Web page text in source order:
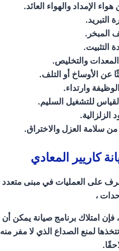
الإمداد والهواء العائد.
التبريد.
المبخر .
التثبيت.
والتخليص.
الأوساخ أو التلف.
وارتداء.
للتشغيل السليم.
الزلزالية.
سلامة العزل والاختراق.
كاريير المعادي
على العمليات في مبنى متعدد
،
فإن امتلاك برنامج صيانة يمكن أن
لمنع الصداع الذي لا مفر منه